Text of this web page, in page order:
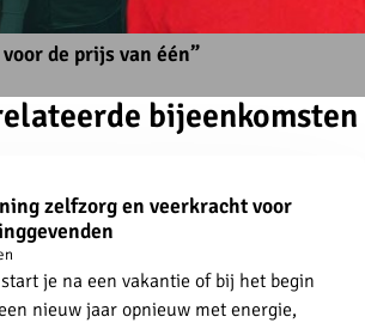
de prijs van één”
bijeenkomsten
zelfzorg en veerkracht voor
je na een vakantie of bij het begin
nieuw jaar opnieuw met energie,